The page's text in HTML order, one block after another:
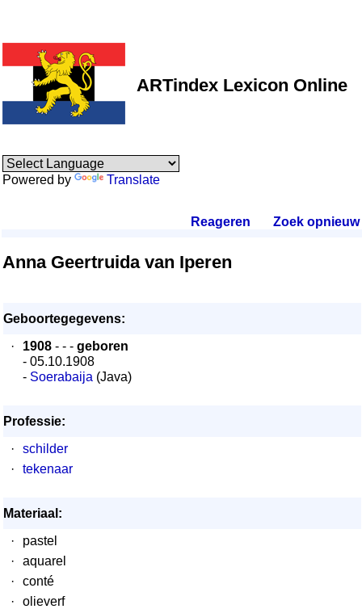
ARTindex Lexicon Online
Powered by Translate
Reageren Zoek opnieuw.
Anna Geertruida van Iperen
Geboortegegevens:
·
1908 - - - geboren
- 05.10.1908
- Soerabaija (Java)
Professie:
·
schilder
·
tekenaar
Materiaal:
·
pastel
·
aquarel
·
conté
·
olieverf